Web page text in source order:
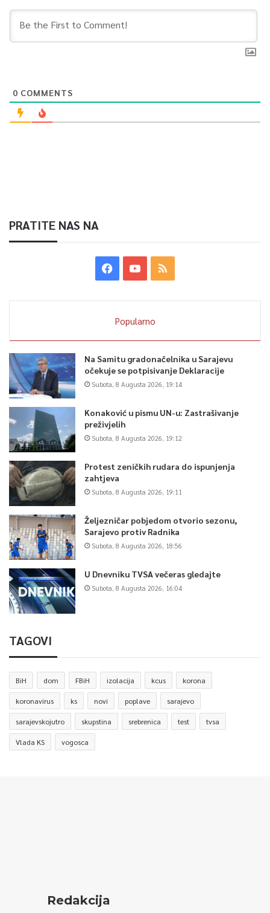
0 COMMENTS
PRATITE NAS NA
Popularno
Na Samitu gradonačelnika u Sarajevu
očekuje se potpisivanje Deklaracije
Subota, 8 Augusta 2026, 19:14
Konaković u pismu UN-u: Zastrašivanje
preživjelih
Subota, 8 Augusta 2026, 19:12
Protest zeničkih rudara do ispunjenja
zahtjeva
Subota, 8 Augusta 2026, 19:11
Željezničar pobjedom otvorio sezonu,
Sarajevo protiv Radnika
Subota, 8 Augusta 2026, 18:56
U Dnevniku TVSA večeras gledajte
Subota, 8 Augusta 2026, 16:04
TAGOVI
BiH dom FBiH izolacija kcus korona
koronavirus ks novi poplave sarajevo
sarajevskojutro skupstina srebrenica test tvsa
Vlada KS vogosca
Redakcija